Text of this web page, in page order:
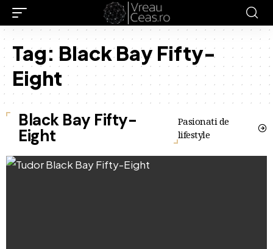
Tag: Black Bay Fifty-
Eight
Black Bay Fifty-
Eight
Pasionati de
lifestyle